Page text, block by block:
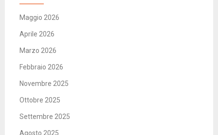
Maggio 2026
Aprile 2026
Marzo 2026
Febbraio 2026
Novembre 2025
Ottobre 2025
Settembre 2025
Agosto 2025